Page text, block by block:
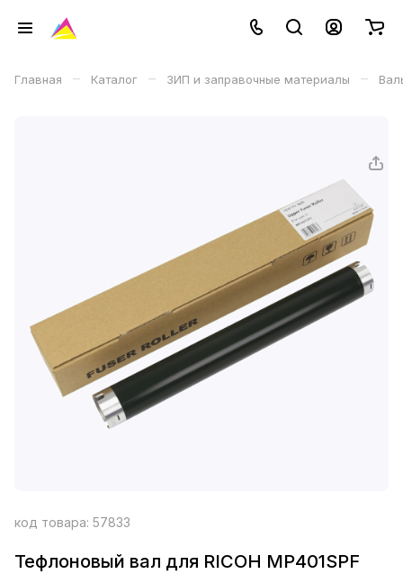
Главная – Каталог – ЗИП и заправочные материалы –
код товара: 57833
Тефлоновый вал для RICOH MP401SPF